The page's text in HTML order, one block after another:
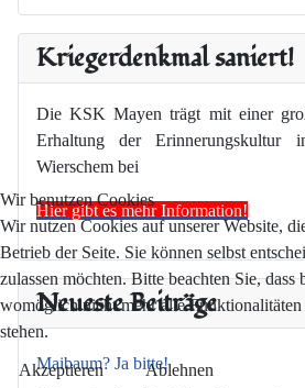
Kriegerdenkmal saniert!
Die KSK Mayen trägt mit einer
Erhaltung der Erinnerungskultur
Wierschem bei
Hier gibt es mehr Information!
Neueste Beiträge
Maibaum? Ja bitte!
Wir benutzen Cookies
Wir nutzen Cookies auf unserer Website,
Betrieb der Seite. Sie können selbst
zulassen möchten. Bitte beachten Sie,
womöglich nicht mehr alle
stehen.
Akzeptieren Ablehnen